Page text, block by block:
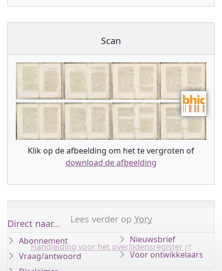
Scan
Klik op de afbeelding om het te vergroten of
download de afbeelding
Lees verder op Yory
Handleiding voor het overlijdensregister
Direct naar...
Abonnement
Vraag/antwoord
Nieuwsbrief
Voor ontwikkelaars